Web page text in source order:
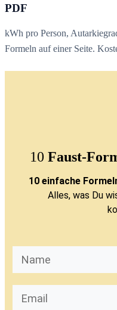
PDF
kWh pro Person,
Formeln auf einer Seite.
10 Faust-
10 einfache
Alles, was Du